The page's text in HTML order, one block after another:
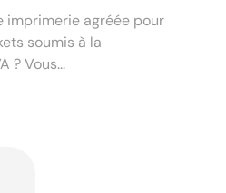
imprimerie agréée pour
soumis à la
? Vous...